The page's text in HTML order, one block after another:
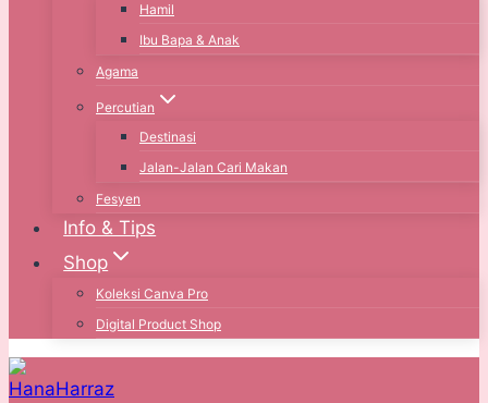
Hamil
Ibu Bapa & Anak
Agama
Percutian
Destinasi
Jalan-Jalan Cari Makan
Fesyen
Info & Tips
Shop
Koleksi Canva Pro
Digital Product Shop